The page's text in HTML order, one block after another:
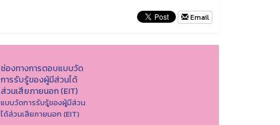
Email
ช่องทางการตอบแบบวัด
การรับรู้ของผู้มีส่วนได้
ส่วนเสียภายนอก (EIT)
แบบวัดการรับรู้ของผู้มีส่วน
ได้ส่วนเสียภายนอก (EIT)